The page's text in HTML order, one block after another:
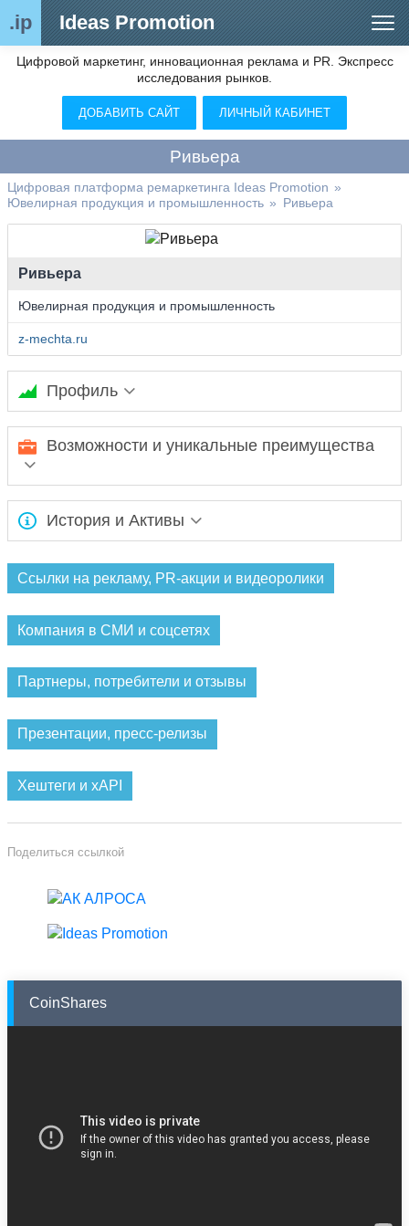
.ip Ideas Promotion
Сегменты рынка
Цифровой ремаркетинг (анализ рынка)
Видео
О нас
Цифровой маркетинг, инновационная реклама и PR. Экспресс
исследования рынков.
ДОБАВИТЬ САЙТ ЛИЧНЫЙ КАБИНЕТ
Ривьера
Цифровая платформа ремаркетинга Ideas Promotion »
Ювелирная продукция и промышленность » Ривьера
Ривьера
Ювелирная продукция и промышленность
z-mechta.ru
Профиль
Ожидается заполнение информации...
Возможности и уникальные преимущества
Ожидается заполнение информации...
История и Активы
Ссылки на рекламу, PR-акции и видеоролики
Компания в СМИ и соцсетях
Партнеры, потребители и отзывы
Презентации, пресс-релизы
Хештеги и xAPI
Поделиться ссылкой
CoinShares